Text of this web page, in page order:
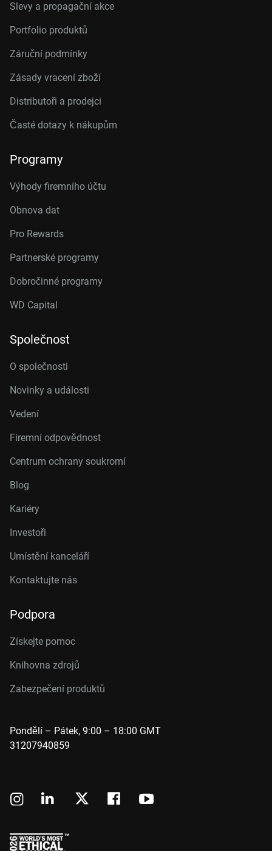
Slevy a propagační akce
Portfolio produktů
Záruční podmínky
Zásady vracení zboží
Distributoři a prodejci
Časté dotazy k nákupům
Programy
Výhody firemního účtu
Obnova dat
Pro Rewards
Partnerské programy
Dobročinné programy
WD Capital
Společnost
O společnosti
Novinky a události
Vedení
Firemní odpovědnost
Centrum ochrany soukromí
Blog
Kariéry
Investoři
Umístění kanceláří
Kontaktujte nás
Podpora
Získejte pomoc
Knihovna zdrojů
Zabezpečení produktů
Pondělí – Pátek, 9:00 – 18:00 GMT
31207940859